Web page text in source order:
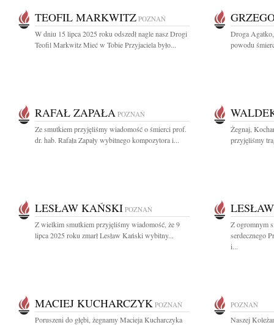
TEOFIL MARKWITZ POZNAŃ
W dniu 15 lipca 2025 roku odszedł nagle nasz Drogi
Teofil Markwitz Mieć w Tobie Przyjaciela było...
Droga
powodu
RAFAŁ ZAPAŁA POZNAŃ
Ze smutkiem przyjęliśmy wiadomość o śmierci prof.
dr. hab. Rafała Zapały wybitnego kompozytora i...
Żegnaj,
przyjęliśmy
LESŁAW KAŃSKI POZNAŃ
Z wielkim smutkiem przyjęliśmy wiadomość, że 9
lipca 2025 roku zmarł Lesław Kański wybitny...
Z ogromnym
serdecznego
i...
MACIEJ KUCHARCZYK POZNAŃ
Poruszeni do głębi, żegnamy Macieja Kucharczyka
POZNAŃ
Naszej